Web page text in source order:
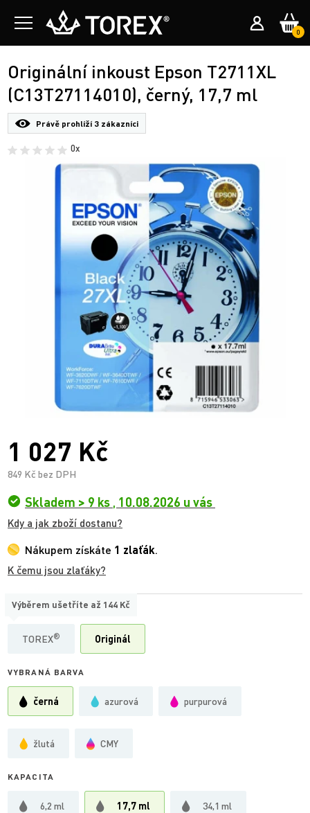
0
Originální inkoust Epson T2711XL
(C13T27114010), černý, 17,7 ml
Právě prohlíží 3 zákazníci
0x
1 027 Kč
849 Kč bez DPH
Skladem > 9 ks , 10.08.2026 u vás
Kdy a jak zboží dostanu?
Nákupem získáte 1 zlaťák.
K čemu jsou zlaťáky?
TYP
TOREX®
Výběrem ušetříte až 144 Kč
Originál
VYBRANÁ BARVA
černá azurová purpurová
žlutá CMY
KAPACITA
6,2 ml 17,7 ml 34,1 ml